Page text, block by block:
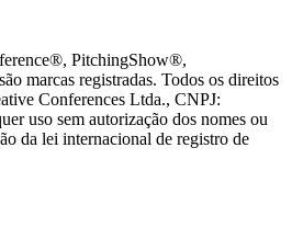
PitchingShow®,
marcas registradas. Todos os direitos
Conferences Ltda., CNPJ:
uso sem autorização dos nomes ou
da lei internacional de registro de